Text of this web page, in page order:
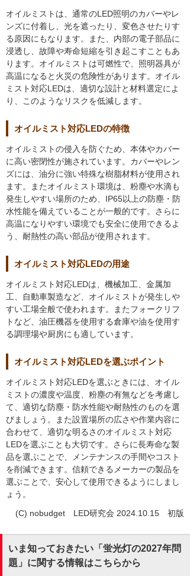
オイルミストは、通常のLED照明のカバーやレ
ンズに付着し、光を遮ったり、変色させたりす
る原因にもなります。また、内部の電子部品に
浸透し、故障や寿命短縮を引き起こすこともあ
ります。オイルミストは可燃性で、照明器具が
高温になると火災の危険性があります。オイル
ミスト対応LEDは、適切な設計と材料選定によ
り、このようなリスクを低減します。
オイルミスト対応LEDの特徴
オイルミストの侵入を防ぐため、本体やカバー
に高い密閉性が施されています。カバーやレン
ズには、油分に強い特殊な樹脂材料が使用され
ます。またオイルミスト環境は、粉塵や水滴も
発生しやすい場所のため、IP65以上の防塵・防
水性能を備えていることが一般的です。さらに
高温になりやすい環境でも安全に使用できるよ
う、耐熱性の高い部品が使用されます。
オイルミスト対応LEDの用途
オイルミスト対応LEDは、機械加工、金属加
工、自動車製造など、オイルミストが発生しや
すい工場全般で使われます。またフォークリフ
トなど、油圧機器を使用する倉庫や油を使用す
る調理場や厨房にも適しています。
オイルミスト対応LEDを選ぶポイント
オイルミスト対応LEDを選ぶときには、オイル
ミストの濃度や温度、粉塵の有無などを考慮し
て、適切な防塵・防水性能や耐熱性のものを選
びましょう。また設置場所の広さや作業内容に
合わせて、適切な明るさのオイルミスト対応
LEDを選ぶことも大切です。さらに長寿命な製
品を選ぶことで、メンテナンスの手間やコスト
を削減できます。信頼できるメーカーの製品を
選ぶことで、安心して使用できるようにしまし
ょう。
(C) nobudget LED研究会 2024.10.15 初版
いま知っておきたい「蛍光灯の2027年問
題」に関する情報はこちらから